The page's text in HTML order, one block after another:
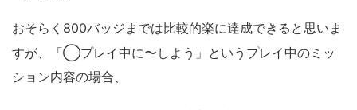
おそらく 800バッジまでは比較的楽に達成できると思いま
すが、
「◯プレイ中に〜しよう」というプレイ中のミッ
ション内容の場合、